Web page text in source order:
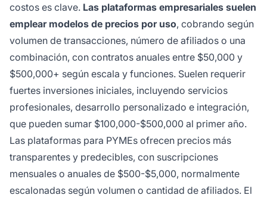
costos es clave. Las plataformas empresariales suelen
emplear modelos de precios por uso, cobrando según
volumen de transacciones, número de afiliados o una
combinación, con contratos anuales entre $50,000 y
$500,000+ según escala y funciones. Suelen requerir
fuertes inversiones iniciales, incluyendo servicios
profesionales, desarrollo personalizado e integración,
que pueden sumar $100,000-$500,000 al primer año.
Las plataformas para PYMEs ofrecen precios más
transparentes y predecibles, con suscripciones
mensuales o anuales de $500-$5,000, normalmente
escalonadas según volumen o cantidad de afiliados. El